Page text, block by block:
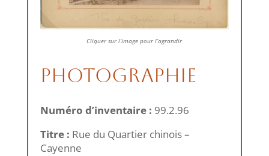
Cliquer sur l’image pour l’agrandir
Photographie
Numéro d’inventaire : 99.2.96
Titre : Rue du Quartier chinois –
Cayenne